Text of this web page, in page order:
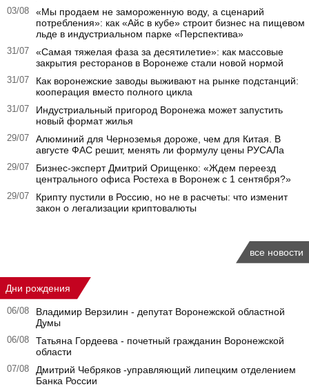
03/08
«Мы продаем не замороженную воду, а сценарий
потребления»: как «Айс в кубе» строит бизнес на пищевом
льде в индустриальном парке «Перспектива»
31/07
«Самая тяжелая фаза за десятилетие»: как массовые
закрытия ресторанов в Воронеже стали новой нормой
31/07
Как воронежские заводы выживают на рынке подстанций:
кооперация вместо полного цикла
31/07
Индустриальный пригород Воронежа может запустить
новый формат жилья
29/07
Алюминий для Черноземья дороже, чем для Китая. В
августе ФАС решит, менять ли формулу цены РУСАЛа
29/07
Бизнес-эксперт Дмитрий Орищенко: «Ждем переезд
центрального офиса Ростеха в Воронеж с 1 сентября?»
29/07
Крипту пустили в Россию, но не в расчеты: что изменит
закон о легализации криптовалюты
все новости
Дни рождения
06/08
Владимир Верзилин - депутат Воронежской областной
Думы
06/08
Татьяна Гордеева - почетный гражданин Воронежской
области
07/08
Дмитрий Чебряков -управляющий липецким отделением
Банка России